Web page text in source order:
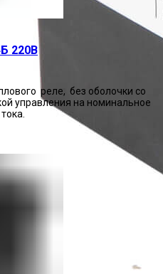
220В
реле, без оболочки со
управления на номинальное